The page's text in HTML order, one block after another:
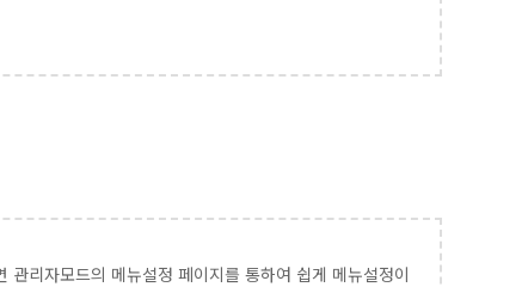
리자모드의 메뉴설정 페이지를 통하여 쉽게 메뉴설정이